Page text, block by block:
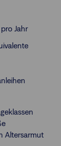
Jahr
Altersarmut